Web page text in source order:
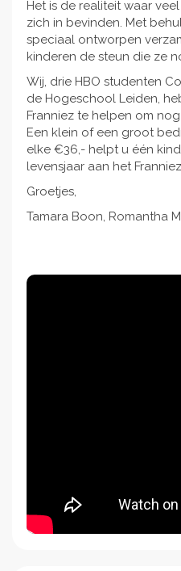
Het is de realiteit waar
zich in bevinden. Met
speciaal ontworpen
kinderen de steun die ze
Wij, drie HBO studenten
de Hogeschool Leiden,
Franniez te helpen om
Een klein of een groot
elke €36,- helpt u één
levensjaar aan het
Groetjes,
Tamara Boon, Romantha